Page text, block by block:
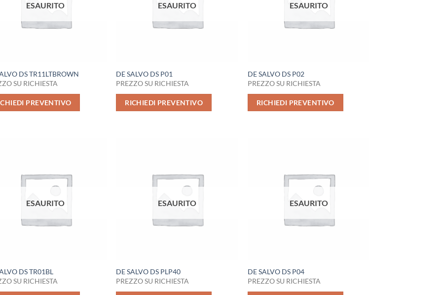
ESAURITO
DS TR11LTBROWN
SU RICHIESTA
PREVENTIVO
ESAURITO
DE SALVO DS P01
PREZZO SU RICHIESTA
RICHIEDI PREVENTIVO
ESAURITO
DE SALVO DS P02
PREZZO SU RICHIESTA
RICHIEDI PREVENTIVO
ESAURITO
DS TR01BL
SU RICHIESTA
ESAURITO
DE SALVO DS PLP40
PREZZO SU RICHIESTA
ESAURITO
DE SALVO DS P04
PREZZO SU RICHIESTA